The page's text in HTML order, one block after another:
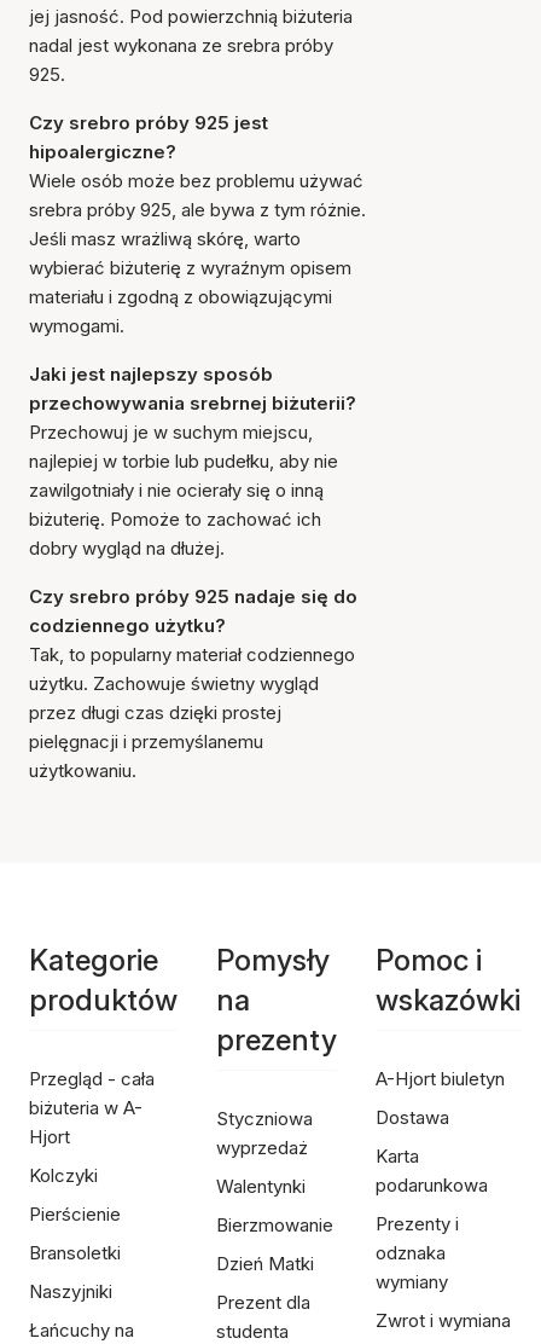
jej jasność. Pod powierzchnią biżuteria
nadal jest wykonana ze srebra próby
925.
Czy srebro próby 925 jest
hipoalergiczne?
Wiele osób może bez problemu używać
srebra próby 925, ale bywa z tym różnie.
Jeśli masz wrażliwą skórę, warto
wybierać biżuterię z wyraźnym opisem
materiału i zgodną z obowiązującymi
wymogami.
Jaki jest najlepszy sposób
przechowywania srebrnej biżuterii?
Przechowuj je w suchym miejscu,
najlepiej w torbie lub pudełku, aby nie
zawilgotniały i nie ocierały się o inną
biżuterię. Pomoże to zachować ich
dobry wygląd na dłużej.
Czy srebro próby 925 nadaje się do
codziennego użytku?
Tak, to popularny materiał codziennego
użytku. Zachowuje świetny wygląd
przez długi czas dzięki prostej
pielęgnacji i przemyślanemu
użytkowaniu.
Kategorie
produktów
Przegląd - cała
biżuteria w A-
Hjort
Kolczyki
Pierścienie
Bransoletki
Naszyjniki
Łańcuchy na
Pomysły
na
prezenty
Styczniowa
wyprzedaż
Walentynki
Bierzmowanie
Dzień Matki
Prezent dla
studenta
Pomoc i
wskazówki
A-Hjort biuletyn
Dostawa
Karta
podarunkowa
Prezenty i
odznaka
wymiany
Zwrot i wymiana